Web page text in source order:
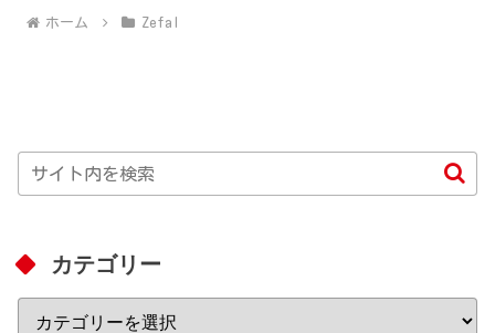
ホーム Zefal
カテゴリー